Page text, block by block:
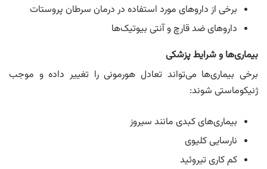
برخی از داروهای مورد استفاده در درمان سرطان پروستات
داروهای ضد قارچ و آنتی‌ بیوتیک‌ها
بیماری‌ها و شرایط پزشکی
برخی بیماری‌ها می‌تواند تعادل هورمونی را تغییر داده و موجب
ژنیکوماستی شوند:
بیماری‌های کبدی مانند سیروز
نارسایی کلیوی
کم‌ کاری تیروئید